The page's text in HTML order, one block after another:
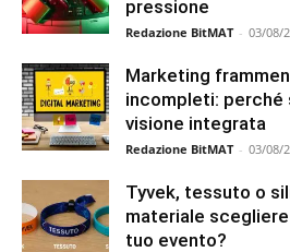
pressione
Redazione BitMAT - 03/08/
Marketing
incompleti: perché
visione integrata
Redazione BitMAT - 03/08/
Tyvek, tessuto o
materiale
tuo evento?